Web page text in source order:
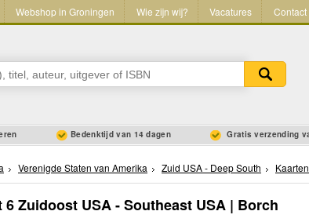
Webshop in Groningen Wie zijn wij? Vacatures Contact
Bedenktijd van 14 dagen Gratis verzending
Verenigde Staten van Amerika Zuid USA - Deep South Kaarten
Zuidoost USA - Southeast USA | Borch